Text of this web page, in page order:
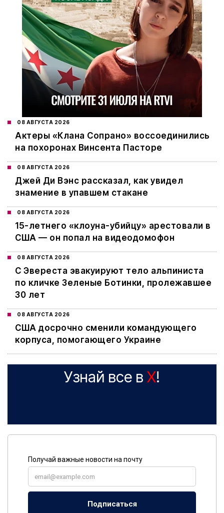
08 АВГУСТА 2026
Актеры «Клана Сопрано» воссоединились
на похоронах Винсента Пасторе
08 АВГУСТА 2026
Джей Ди Вэнс рассказал, как увидел
знамение в упавшем стакане
08 АВГУСТА 2026
15-летнего «клоуна-убийцу» арестовали в
США — он попал на видеодомофон
08 АВГУСТА 2026
С Эвереста эвакуируют тело альпиниста
по кличке Зеленые Ботинки, пролежавшее
30 лет
08 АВГУСТА 2026
США досрочно сменили командующего
корпуса, помогающего Украине
Узнай все в X!